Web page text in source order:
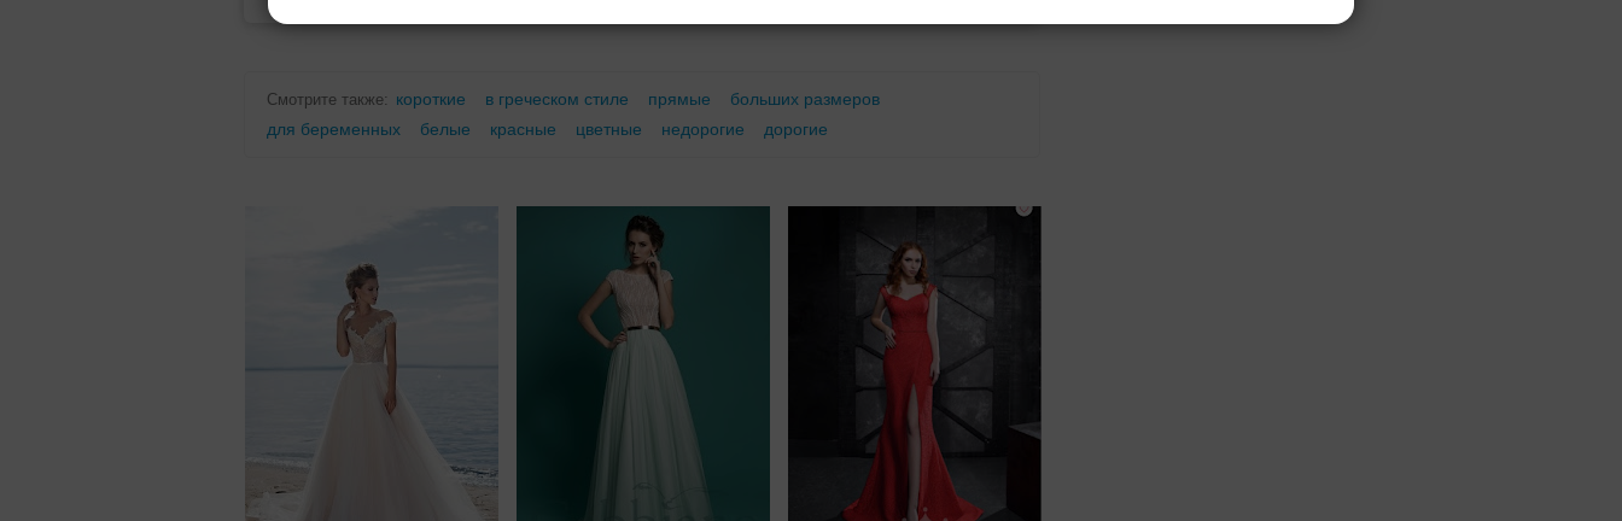
Смотрите также: короткие в греческом стиле прямые
больших размеров
для беременных
белые красные цветные недорогие дорогие